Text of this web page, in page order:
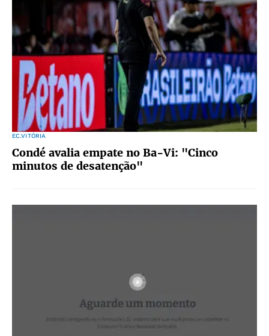
EC.VITÓRIA
Condé avalia empate no Ba-Vi: "Cinco
minutos de desatenção"